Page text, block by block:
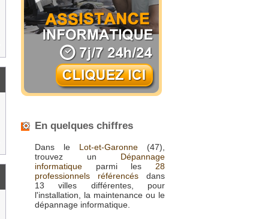
En quelques chiffres
Dans le Lot-et-Garonne (47),
trouvez un Dépannage
informatique parmi les 28
professionnels référencés dans
13 villes différentes, pour
l'installation, la maintenance ou le
dépannage informatique.